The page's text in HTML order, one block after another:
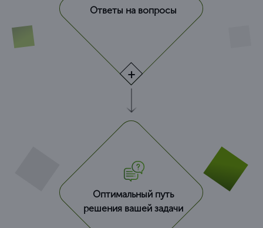
Ответы на вопросы
Оптимальный путь
решения вашей задачи